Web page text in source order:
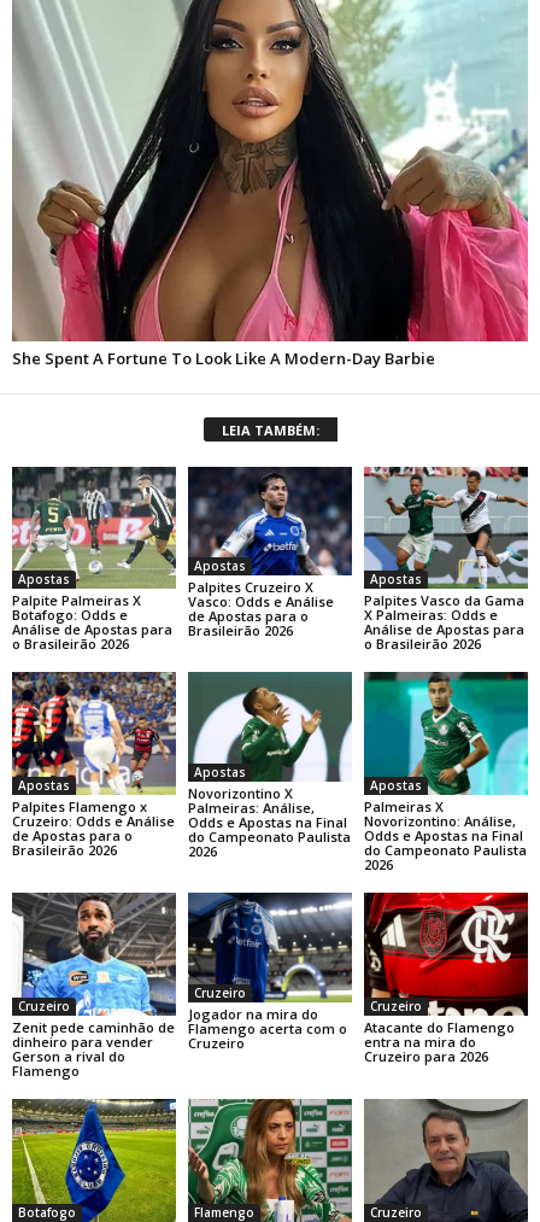
LEIA TAMBÉM:
Apostas
Palpite Palmeiras X
Botafogo: Odds e
Análise de Apostas para
o Brasileirão 2026
Apostas
Palpites Cruzeiro X
Vasco: Odds e Análise
de Apostas para o
Brasileirão 2026
Apostas
Palpites Vasco da Gama
X Palmeiras: Odds e
Análise de Apostas para
o Brasileirão 2026
Apostas
Palpites Flamengo x
Cruzeiro: Odds e Análise
de Apostas para o
Brasileirão 2026
Apostas
Novorizontino X
Palmeiras: Análise,
Odds e Apostas na Final
do Campeonato Paulista
2026
Apostas
Palmeiras X
Novorizontino: Análise,
Odds e Apostas na Final
do Campeonato Paulista
2026
Cruzeiro
Zenit pede caminhão de
dinheiro para vender
Gerson a rival do
Flamengo
Cruzeiro
Jogador na mira do
Flamengo acerta com o
Cruzeiro
Cruzeiro
Atacante do Flamengo
entra na mira do
Cruzeiro para 2026
Botafogo Flamengo Cruzeiro